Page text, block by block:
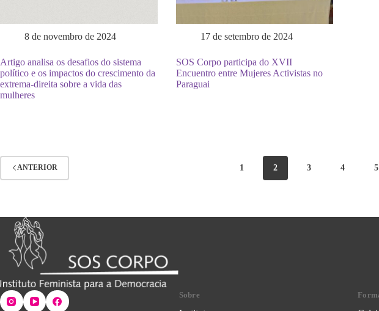
8 de novembro de 2024
Artigo analisa os desafios do sistema
político e os impactos do crescimento da
extrema-direita sobre a vida das
mulheres
17 de setembro de 2024
SOS Corpo participa do XVII
Encuentro entre Mujeres Activistas no
Paraguai
ANTERIOR 1 2 3 4 5
Sobre